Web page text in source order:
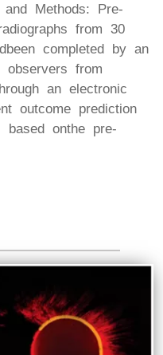
Methods: Pre-
from 30
completed by an
from
an electronic
outcome prediction
onthe pre-